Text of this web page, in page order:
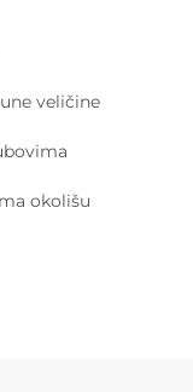
veličine
okolišu